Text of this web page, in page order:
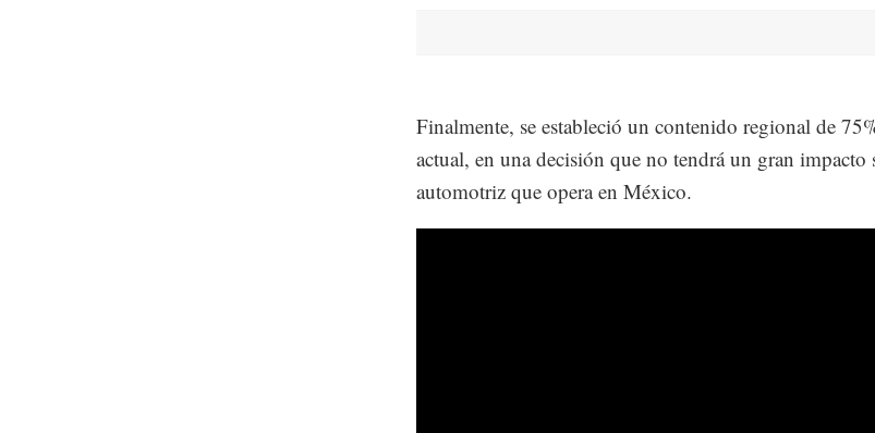
Finalmente, se estableció un contenido regional de
actual, en una decisión que no tendrá un gran impacto
automotriz que opera en México.